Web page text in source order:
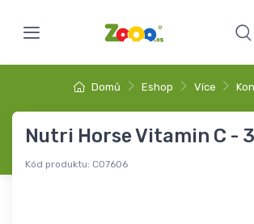
Domů Eshop Více
Nutri Horse Vitamin C -
Kód produktu: C07606